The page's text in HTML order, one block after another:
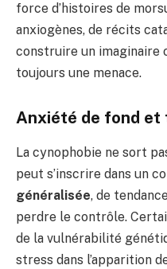
force d’histoires de
anxiogènes, de récits
construire un imaginaire
toujours une menace.
Anxiété de fond et
La cynophobie ne sort
peut s’inscrire dans un
généralisée, de
perdre le contrôle.
de la vulnérabilité
stress dans l’apparition